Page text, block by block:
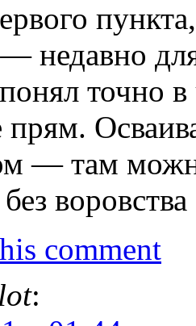
недавно
точно
прям.
— там
воровства
comment
: